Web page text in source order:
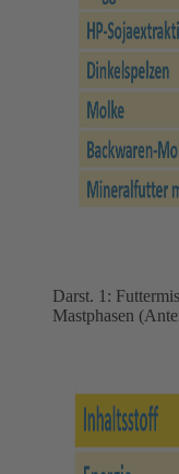
Darst. 1:
Mastphasen